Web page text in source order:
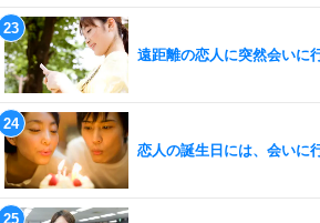
遠距離の恋人に突然会いに
恋人の誕生日には、会いに